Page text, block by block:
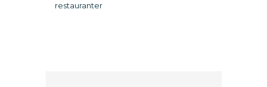
restauranter